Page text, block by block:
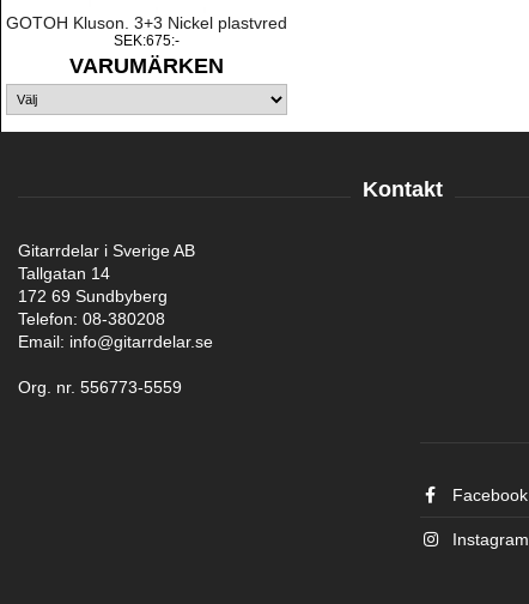
GOTOH Kluson. 3+3 Nickel plastvred
SEK:675:-
VARUMÄRKEN
Kontakt
Gitarrdelar i Sverige AB
Tallgatan 14
172 69 Sundbyberg
Telefon: 08-380208
Email: info@gitarrdelar.se
Org. nr. 556773-5559
Facebook
Instagram